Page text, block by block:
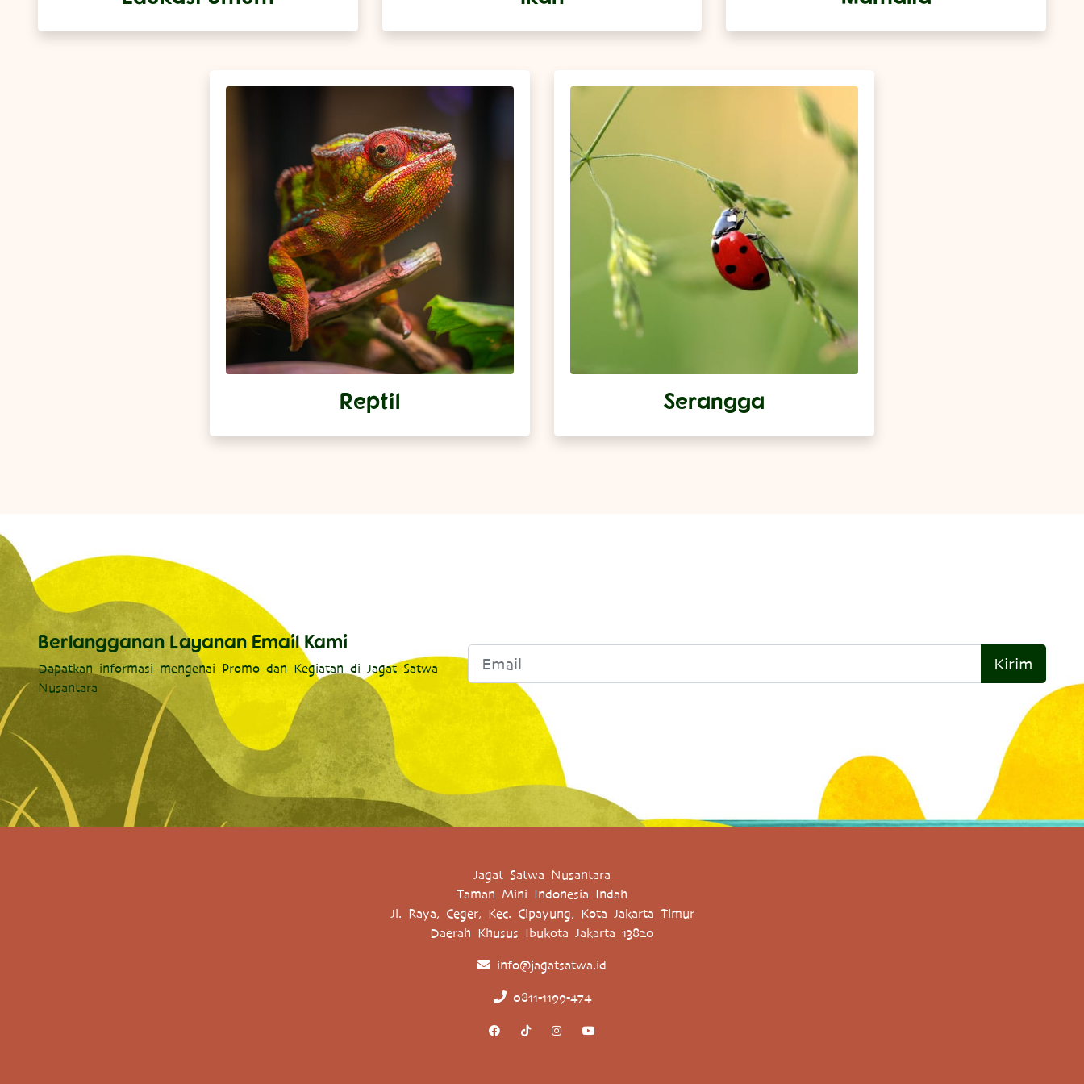
Reptil Serangga
Berlangganan Layanan Email Kami
Dapatkan informasi mengenai Promo dan Kegiatan di Jagat Satwa
Nusantara
Kirim
Jagat Satwa Nusantara
Taman Mini Indonesia Indah
Jl. Raya, Ceger, Kec. Cipayung, Kota Jakarta Timur
Daerah Khusus Ibukota Jakarta 13820
info@jagatsatwa.id
0811-1199-474